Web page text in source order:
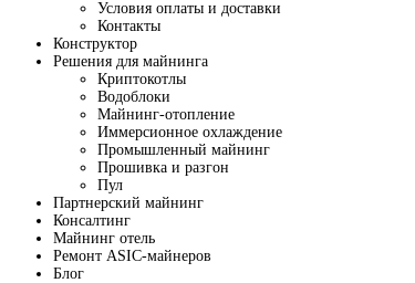
Условия оплаты и доставки
Контакты
Конструктор
Решения для майнинга
Криптокотлы
Водоблоки
Майнинг-отопление
Иммерсионное охлаждение
Промышленный майнинг
Прошивка и разгон
Пул
Партнерский майнинг
Консалтинг
Майнинг отель
Ремонт ASIC-майнеров
Блог